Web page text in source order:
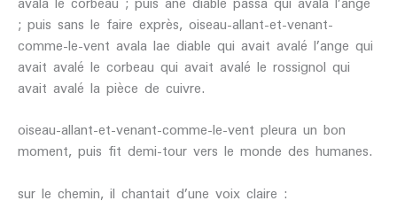
; puis sans le faire exprès, oiseau-allant-et-venant-
comme-le-vent avala lae diable qui avait avalé l’ange qui
avait avalé le corbeau qui avait avalé le rossignol qui
avait avalé la pièce de cuivre.
oiseau-allant-et-venant-comme-le-vent pleura un bon
moment, puis fit demi-tour vers le monde des humanes.
sur le chemin, il chantait d’une voix claire :